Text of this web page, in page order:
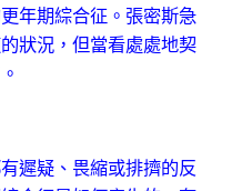
年期綜合征。張密斯急
狀況，但當看處處地契
遲疑、畏縮或排擠的反